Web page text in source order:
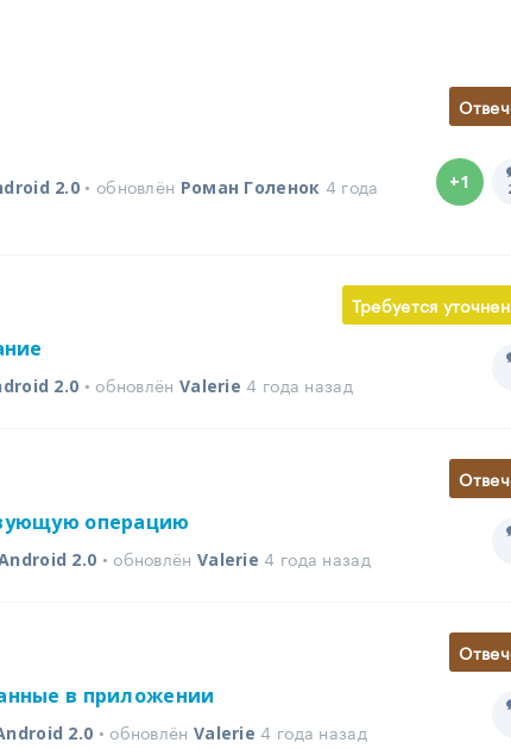
2.0 • обновлён Роман Голенок 4 года
+1
Требуется
2.0 • обновлён Valerie 4 года назад
операцию
2.0 • обновлён Valerie 4 года назад
в приложении
2.0 • обновлён Valerie 4 года назад